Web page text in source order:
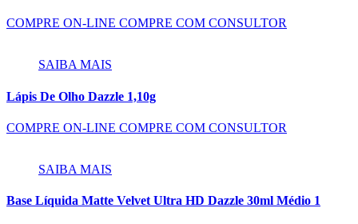
COMPRE ON-LINE COMPRE COM CONSULTOR
SAIBA MAIS
Lápis De Olho Dazzle 1,10g
COMPRE ON-LINE COMPRE COM CONSULTOR
SAIBA MAIS
Base Líquida Matte Velvet Ultra HD Dazzle 30ml Médio 1